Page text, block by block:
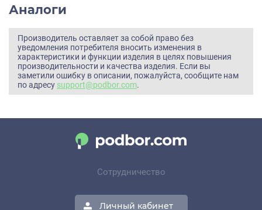
Аналоги
Производитель оставляет за собой право без
уведомления потребителя вносить изменения в
характеристики и функции изделия в целях повышения
производительности и качества изделия. Если вы
заметили ошибку в описании, пожалуйста, сообщите нам
по адресу support@podbor.com.
Сотрудничество
Личный кабинет